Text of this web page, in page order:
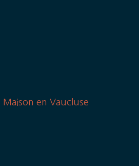
en Vaucluse